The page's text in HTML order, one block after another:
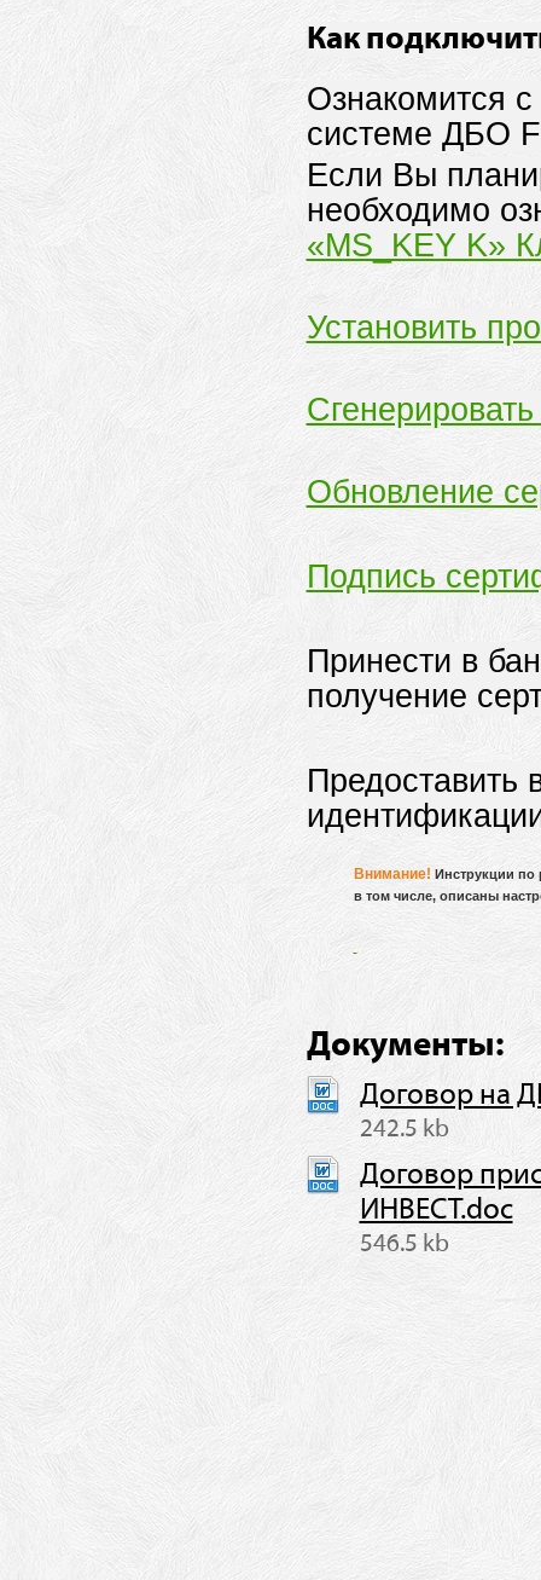
Как
Ознакомится с
системе ДБО
Если Вы
необходимо
«MS_KEY K»
Установить
Обновление
Подпись
Принести в
получение
Предоставить
Внимание! Инструкции по
в том числе, описаны
Документы:
Договор на
242.5 kb
Договор
ИНВЕСТ.doc
546.5 kb